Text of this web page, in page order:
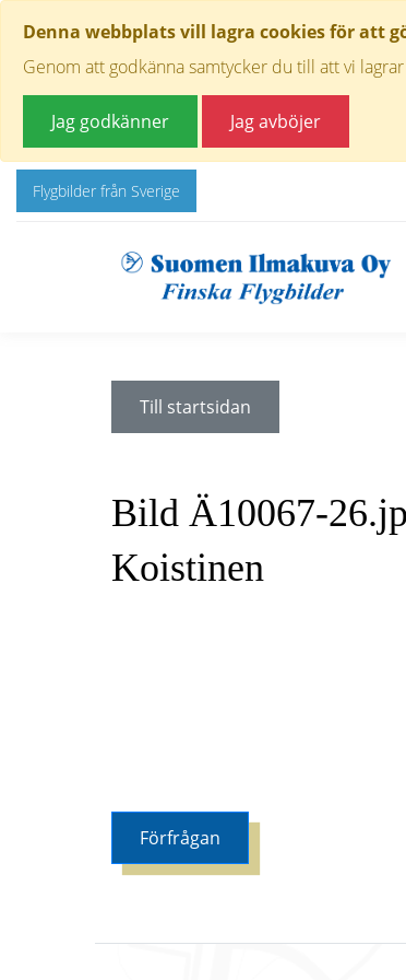
Denna webbplats vill lagra cookies för att
Genom att godkänna samtycker du till att vi
Jag godkänner Jag avböjer
Flygbilder från Sverige
Till startsidan
Bild Ä10067-
Koistinen
Förfrågan